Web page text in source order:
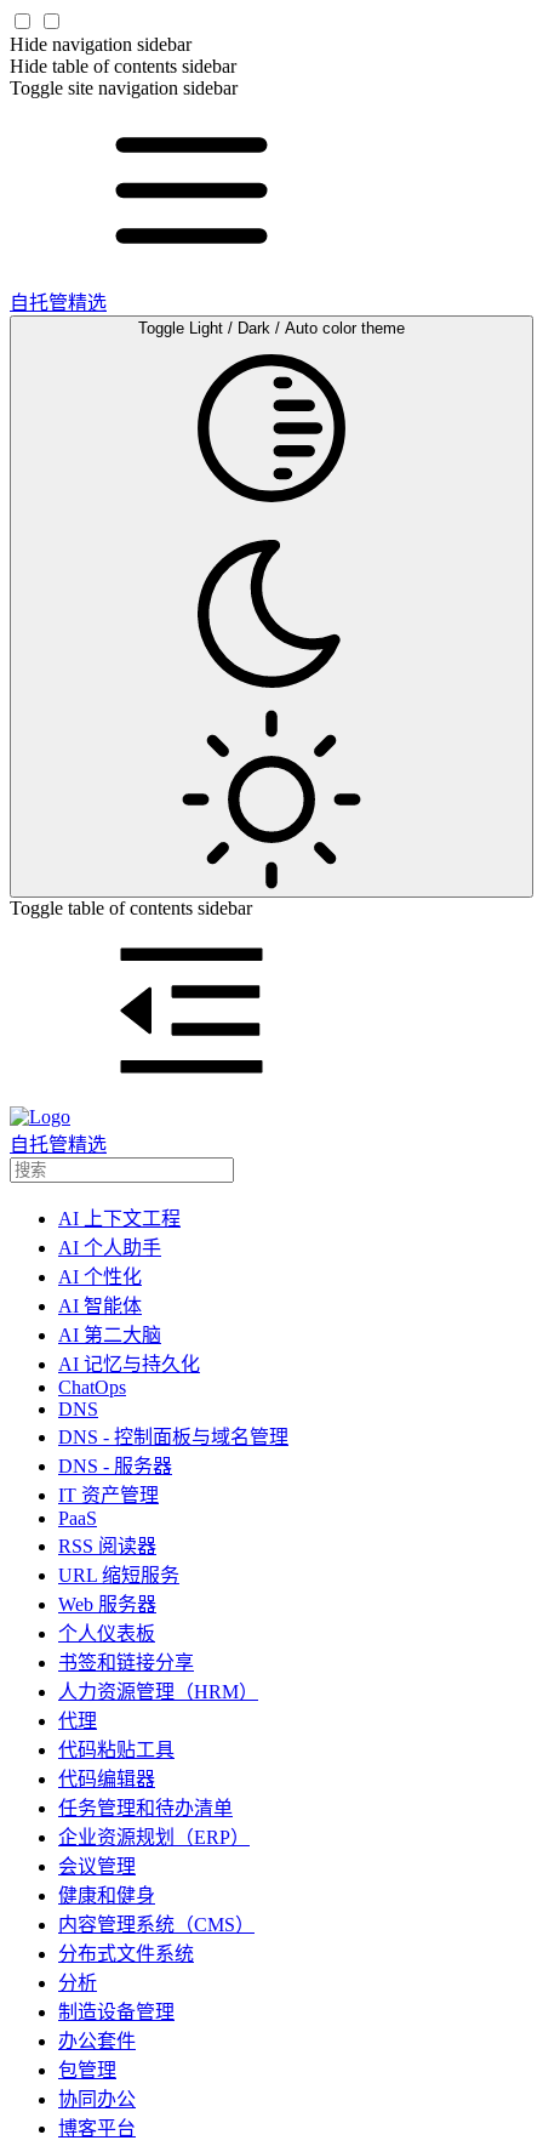
Hide navigation sidebar
Hide table of contents sidebar
Toggle site navigation sidebar
自托管精选
Toggle Light / Dark / Auto color theme
Toggle table of contents sidebar
自托管精选
AI 上下文工程
AI 个人助手
AI 个性化
AI 智能体
AI 第二大脑
AI 记忆与持久化
ChatOps
DNS
DNS - 控制面板与域名管理
DNS - 服务器
IT 资产管理
PaaS
RSS 阅读器
URL 缩短服务
Web 服务器
个人仪表板
书签和链接分享
人力资源管理（HRM）
代理
代码粘贴工具
代码编辑器
任务管理和待办清单
企业资源规划（ERP）
会议管理
健康和健身
内容管理系统（CMS）
分布式文件系统
分析
制造设备管理
办公套件
包管理
协同办公
博客平台